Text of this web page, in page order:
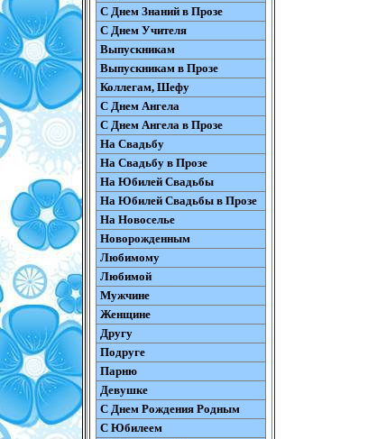
С Днем Знаний в Прозе
С Днем Учителя
Выпускникам
Выпускникам в Прозе
Коллегам, Шефу
С Днем Ангела
С Днем Ангела в Прозе
На Свадьбу
На Свадьбу в Прозе
На Юбилей Свадьбы
На Юбилей Свадьбы в Прозе
На Новоселье
Новорожденным
Любимому
Любимой
Мужчине
Женщине
Другу
Подруге
Парню
Девушке
С Днем Рождения Родным
С Юбилеем